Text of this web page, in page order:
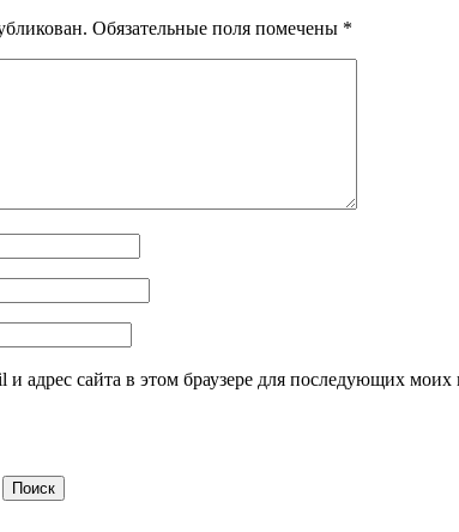
Обязательные поля помечены *
адрес сайта в этом браузере для последующих моих
Поиск